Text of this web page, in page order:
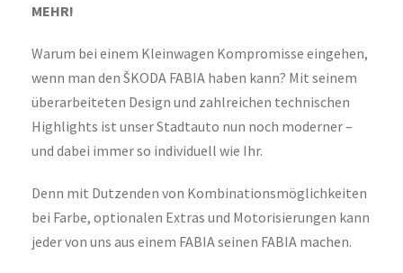
MEHR!
Warum bei einem Kleinwagen Kompromisse eingehen,
wenn man den ŠKODA FABIA haben kann? Mit seinem
überarbeiteten Design und zahlreichen technischen
Highlights ist unser Stadtauto nun noch moderner –
und dabei immer so individuell wie Ihr.
Denn mit Dutzenden von Kombinationsmöglichkeiten
bei Farbe, optionalen Extras und Motorisierungen kann
jeder von uns aus einem FABIA seinen FABIA machen.